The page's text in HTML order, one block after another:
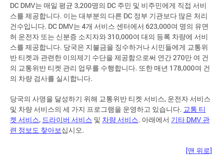
DC DMV는 매일 평균 3,200명의 DC 주민 및 비주민에게 직접 서비
스를 제공합니다. 이는 대부분의 다른 DC 정부 기관보다 많은 처리
건수입니다. DC DMV는 4개 서비스 센터에서 623,000여 명의 유면
허 운전자 또는 신분증 소지자와 310,000여 대의 등록 차량에 서비
스를 제공합니다. 당국은 지불금을 징수하거나 시민들에게 교통위
반 티켓과 관련한 이의제기 수단을 제공함으로써 연간 270만 여 건
의 교통위반 티켓 관리 업무를 수행합니다. 또한 매년 178,000여 건
의 차량 검사를 실시합니다.
당국의 사명을 달성하기 위해 교통위반 티켓 서비스, 운전자 서비스
및 차량 서비스의 세 가지 프로그램을 운영하고 있습니다. 교통 티
켓 서비스, 드라이버 서비스 및 차량 서비스. 아래에서 기타 DMV 관
련 정보도 찾아보십시오.
[맨 위로]